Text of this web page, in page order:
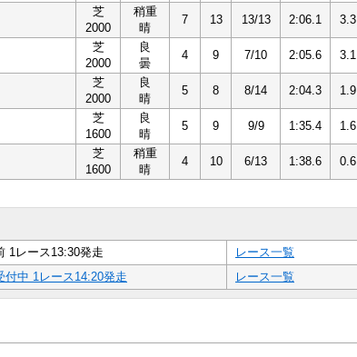
芝
2000
稍重
晴
7 13 13/13 2:06.1 3.3
芝
2000
良
曇
4 9 7/10 2:05.6 3.1
芝
2000
良
晴
5 8 8/14 2:04.3 1.9
芝
1600
良
晴
5 9 9/9 1:35.4 1.6
芝
1600
稍重
晴
4 10 6/13 1:38.6 0.6
1レース13:30発走
レース一覧
付中 1レース14:20発走 レース一覧